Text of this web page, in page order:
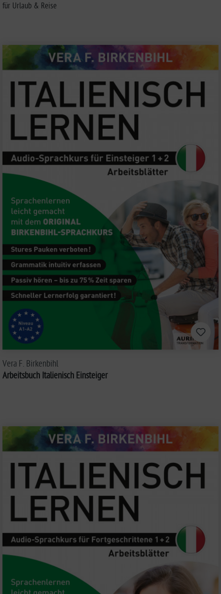
für Urlaub & Reise
Vera F. Birkenbihl
Arbeitsbuch Italienisch Einsteiger